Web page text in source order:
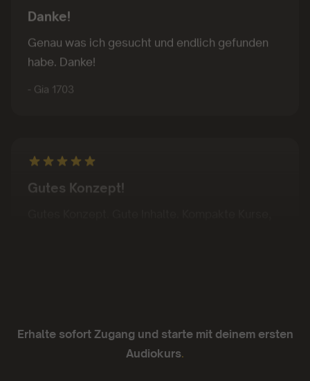
habe. Danke!
Gutes Konzept. Gute Inhalte. Kompakte Kurse,
Erhalte sofort Zugang und starte mit deinem ersten
Audiokurs.